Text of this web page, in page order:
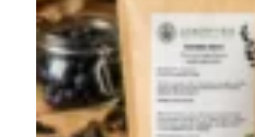
na
stronie
produktu